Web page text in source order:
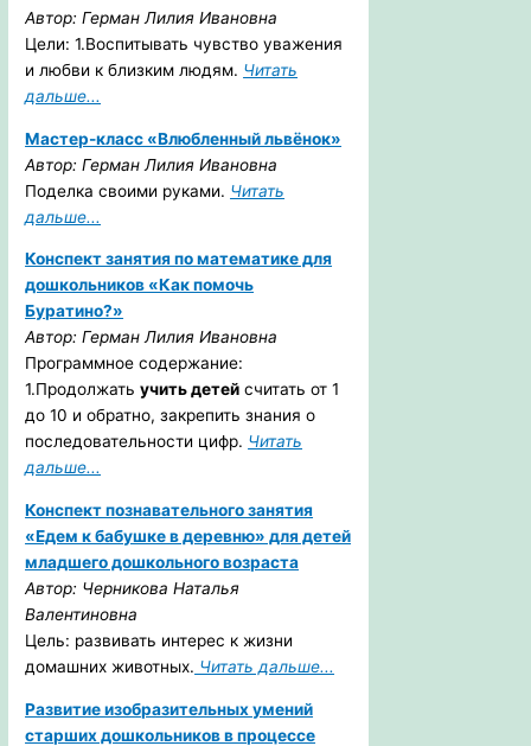
Автор: Герман Лилия Ивановна
Цели: 1.Воспитывать чувство уважения
и любви к близким людям. Читать
дальше...
Мастер-класс «Влюбленный львёнок»
Автор: Герман Лилия Ивановна
Поделка своими руками. Читать
дальше...
Конспект занятия по математике для
дошкольников «Как помочь
Буратино?»
Автор: Герман Лилия Ивановна
Программное содержание:
1.Продолжатьучить детей считать от 1
до 10 и обратно, закрепить знания о
последовательности цифр. Читать
дальше...
Конспект познавательного занятия
«Едем к бабушке в деревню» для детей
младшего дошкольного возраста
Автор: Черникова Наталья
Валентиновна
Цель: развивать интерес к жизни
домашних животных. Читать дальше...
Развитие изобразительных умений
старших дошкольников в процессе